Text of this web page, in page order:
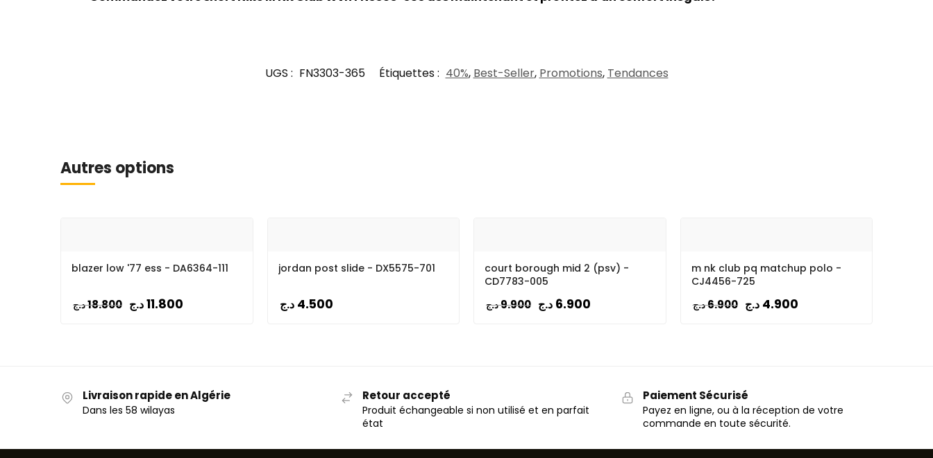
UGS : FN3303-365 Étiquettes : 40%, Best-Seller, Promotions, Tendances
Autres options
blazer low '77 ess - DA6364-111
18.800د.ج 11.800د.ج
jordan post slide - DX5575-701
4.500 د.ج
court borough mid 2 (psv) -
CD7783-005
9.900د.ج 6.900 د.ج
m nk club pq matchup polo -
CJ4456-725
6.900د.ج 4.900 د.ج
Livraison rapide en Algérie
Dans les 58 wilayas
Retour accepté
Produit échangeable si non utilisé et en parfait
état
Paiement Sécurisé
Payez en ligne, ou à la réception de votre
commande en toute sécurité.